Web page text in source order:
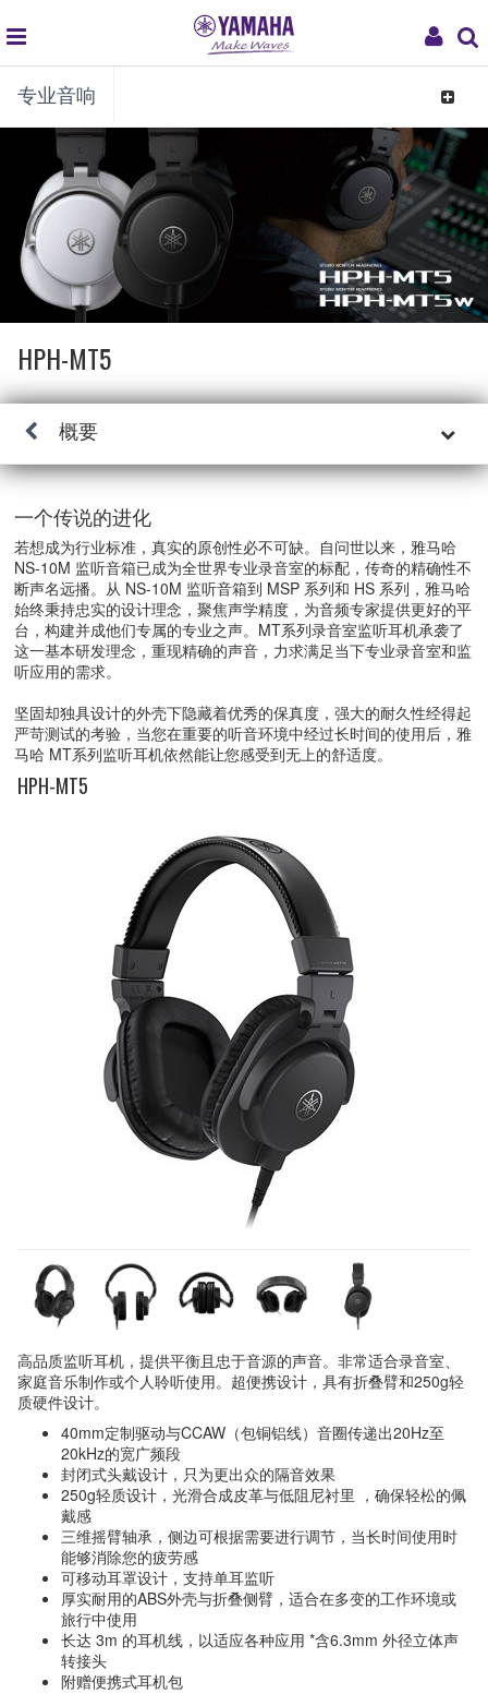
My
global
navigation
专业音响
Toggle
HPH-MT5
概要
一个传说的进化
若想成为行业标准，真实的原创性必不可缺。自问世以来，雅马哈
NS-10M 监听音箱已成为全世界专业录音室的标配，传奇的精确性不
断声名远播。从 NS-10M 监听音箱到 MSP 系列和 HS 系列，雅马哈
始终秉持忠实的设计理念，聚焦声学精度，为音频专家提供更好的平
台，构建并成他们专属的专业之声。MT系列录音室监听耳机承袭了
这一基本研发理念，重现精确的声音，力求满足当下专业录音室和监
听应用的需求。
坚固却独具设计的外壳下隐藏着优秀的保真度，强大的耐久性经得起
严苛测试的考验，当您在重要的听音环境中经过长时间的使用后，雅
马哈 MT系列监听耳机依然能让您感受到无上的舒适度。
HPH-MT5
高品质监听耳机，提供平衡且忠于音源的声音。非常适合录音室、
家庭音乐制作或个人聆听使用。超便携设计，具有折叠臂和250g轻
质硬件设计。
40mm定制驱动与CCAW（包铜铝线）音圈传递出20Hz至
20kHz的宽广频段
封闭式头戴设计，只为更出众的隔音效果
250g轻质设计，光滑合成皮革与低阻尼衬里 ，确保轻松的佩
戴感
三维摇臂轴承，侧边可根据需要进行调节，当长时间使用时
能够消除您的疲劳感
可移动耳罩设计，支持单耳监听
厚实耐用的ABS外壳与折叠侧臂，适合在多变的工作环境或
旅行中使用
长达 3m 的耳机线，以适应各种应用 *含6.3mm 外径立体声
转接头
附赠便携式耳机包